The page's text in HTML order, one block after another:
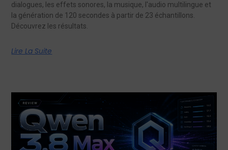
dialogues, les effets sonores, la musique, l'audio multilingue et
la génération de 120 secondes à partir de 23 échantillons.
Découvrez les résultats.
Lire La Suite